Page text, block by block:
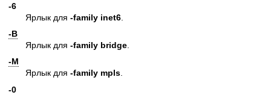
-6
Ярлык для -family inet6
-B
Ярлык для -family bridge
-M
Ярлык для -family mpls.
-0